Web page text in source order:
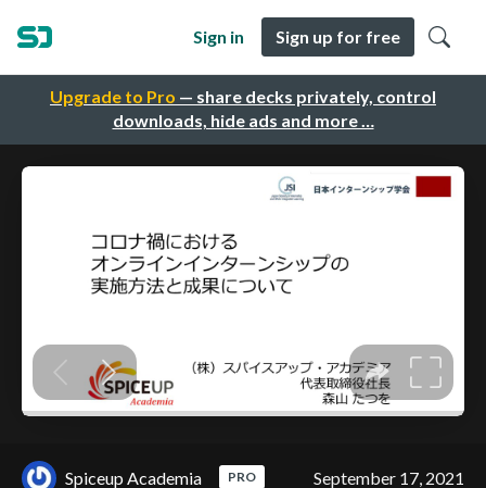
Upgrade to Pro — share decks privately, control
downloads, hide ads and more …
Sign in Sign up for free
Spiceup Academia PRO September 17, 2021